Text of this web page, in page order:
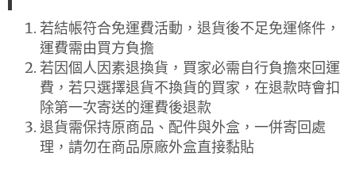
若結帳符合免運費活動，退貨後不足免運條件，
運費需由買方負擔
若因個人因素退換貨，買家必需自行負擔來回運
費，若只選擇退貨不換貨的買家，在退款時會扣
除第一次寄送的運費後退款
退貨需保持原商品、配件與外盒，一併寄回處
理，請勿在商品原廠外盒直接黏貼